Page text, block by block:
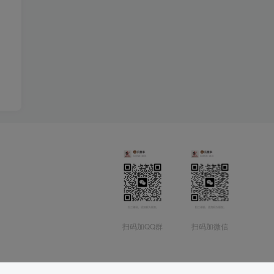
扫码加QQ群 扫码加微信